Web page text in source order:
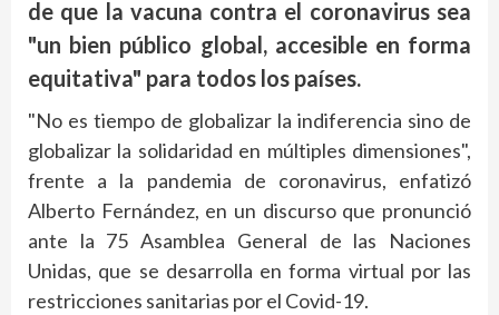
de que la vacuna contra el coronavirus sea
"un bien público global, accesible en forma
equitativa" para todos los países.
"No es tiempo de globalizar la indiferencia sino de
globalizar la solidaridad en múltiples dimensiones",
frente a la pandemia de coronavirus, enfatizó
Alberto Fernández, en un discurso que pronunció
ante la 75 Asamblea General de las Naciones
Unidas, que se desarrolla en forma virtual por las
restricciones sanitarias por el Covid-19.